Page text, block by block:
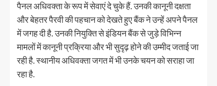
पैनल अधिवक्ता के रूप में सेवाएं दे चुके हैं. उनकी कानूनी दक्षता
और बेहतर पैरवी की पहचान को देखते हुए बैंक ने उन्हें अपने पैनल
में जगह दी है. उनकी नियुक्ति से इंडियन बैंक से जुड़े विभिन्न
मामलों में कानूनी प्रक्रिया और भी सुदृढ़ होने की उम्मीद जताई जा
रही है. स्थानीय अधिवक्ता जगत में भी उनके चयन को सराहा जा
रहा है.